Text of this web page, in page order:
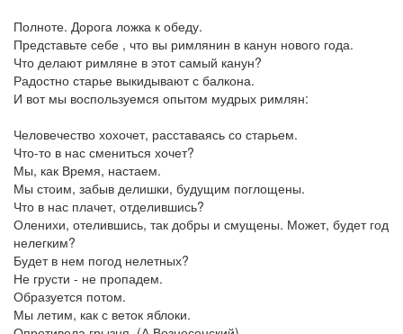
Полноте. Дорога ложка к обеду.
Представьте себе , что вы римлянин в канун нового года.
Что делают римляне в этот самый канун?
Радостно старье выкидывают с балкона.
И вот мы воспользуемся опытом мудрых римлян:
Человечество хохочет, расставаясь со старьем.
Что-то в нас смениться хочет?
Мы, как Время, настаем.
Мы стоим, забыв делишки, будущим поглощены.
Что в нас плачет, отделившись?
Оленихи, отелившись, так добры и смущены. Может, будет год
нелегким?
Будет в нем погод нелетных?
Не грусти - не пропадем.
Образуется потом.
Мы летим, как с веток яблоки.